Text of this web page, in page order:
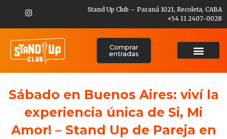
Stand Up Club – Paraná 1021, Recoleta, CABA
+54 11 2407-0028
Comprar
entradas
Sábado en Buenos Aires: viví la
experiencia única de Si, Mi
Amor! – Stand Up de Pareja en